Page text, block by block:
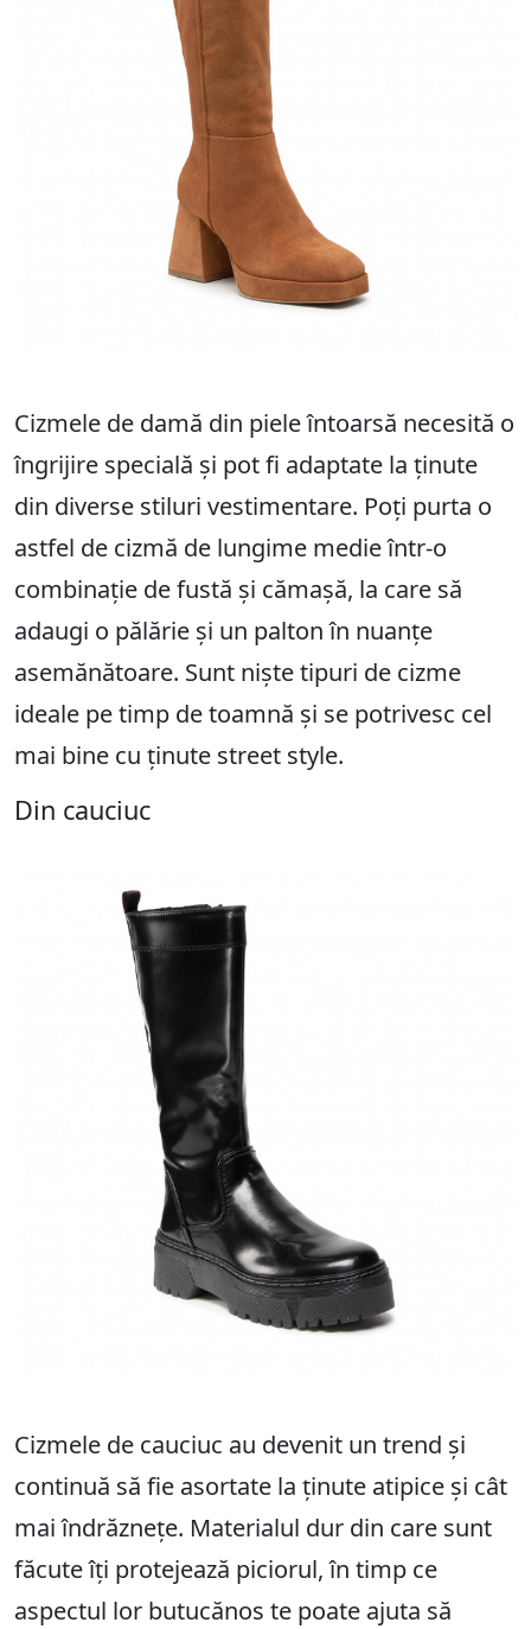
Cizmele de damă din piele întoarsă necesită o
îngrijire specială și pot fi adaptate la ținute
din diverse stiluri vestimentare. Poți purta o
astfel de cizmă de lungime medie într-o
combinație de fustă și cămașă, la care să
adaugi o pălărie și un palton în nuanțe
asemănătoare. Sunt niște tipuri de cizme
ideale pe timp de toamnă și se potrivesc cel
mai bine cu ținute street style.
Din cauciuc
Cizmele de cauciuc au devenit un trend și
continuă să fie asortate la ținute atipice și cât
mai îndrăznețe. Materialul dur din care sunt
făcute îți protejează piciorul, în timp ce
aspectul lor butucănos te poate ajuta să